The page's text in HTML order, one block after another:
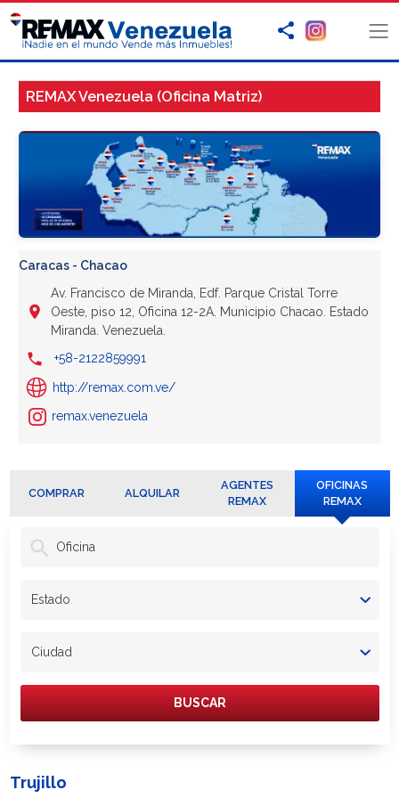
REMAX Venezuela (Oficina Matriz)
Caracas - Chacao
Av. Francisco de Miranda, Edf. Parque Cristal Torre
Oeste, piso 12, Oficina 12-2A. Municipio Chacao. Estado
Miranda. Venezuela.
+58-2122859991
http://remax.com.ve/
remax.venezuela
COMPRAR ALQUILAR
AGENTES
REMAX
OFICINAS
REMAX
Oficina
Estado
Ciudad
BUSCAR
Trujillo